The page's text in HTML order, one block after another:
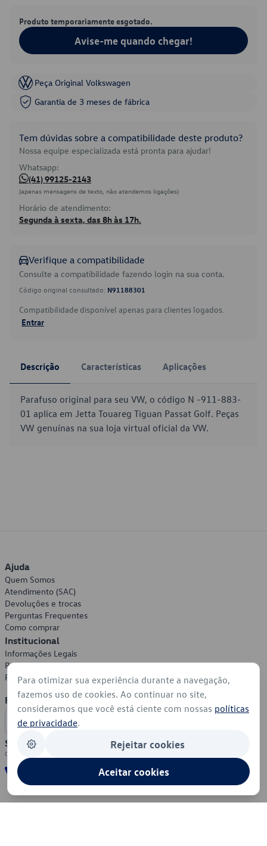
Produto temporariamente esgotado.
Avise-me quando chegar!
Peça Original Volkswagen
Garantia de 3 meses de fábrica
Tem dúvidas sobre a compatibilidade deste produto?
Nossa equipe especializada está pronta para ajudar!
Whatsapp:
(41) 99125-2143
(apenas mensagens de texto, não atendemos ligações)
Horário de atendimento:
Segunda à sexta, das 8h às 17h.
Verifique a compatibilidade
Consulte a compatibilidade fazendo login na sua conta.
Código original consultado: N91188301
Compatibilidade disponível apenas para clientes logados.
Entrar
Descrição Características Aplicações
Parafuso original para seu VW, o código N -911-883-
01 aplica em Jetta Touareg Tiguan Passat Golf. Peças
VW genuínas na sua loja virtual oficial da VW.
Ajuda
Quem Somos
Atendimento (SAC)
Devoluções e trocas
Perguntas Frequentes
Como comprar
Institucional
Informações Legais
Política de Privacidade
Política de Cookies
Formas de Pagamento
Segurança
Para otimizar sua experiência durante a navegação,
fazemos uso de cookies. Ao continuar no site,
consideramos que você está ciente com nossas políticas
de privacidade.
Rejeitar cookies
Aceitar cookies